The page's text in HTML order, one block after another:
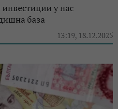
у нас
база
13:19, 18.12.2025